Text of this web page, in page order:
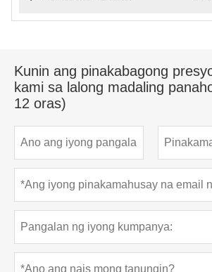
Kunin ang pinakabagong
kami sa lalong madaling
12 oras)